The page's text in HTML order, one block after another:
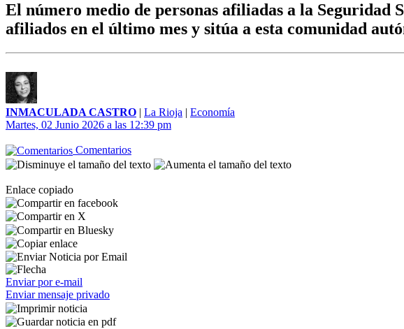
El número medio de personas afiliadas a la Seguridad
afiliados en el último mes y sitúa a esta comunidad
INMACULADA CASTRO | La Rioja | Economía
Martes, 02 Junio 2026 a las 12:39 pm
Comentarios
Enlace copiado
Enviar por e-mail
Enviar mensaje privado